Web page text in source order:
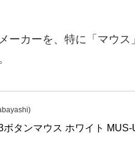
ーカーを、特に「マウ
ボタンマウス ホワイト